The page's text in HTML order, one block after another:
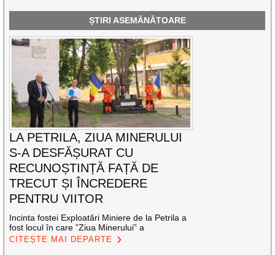
ȘTIRI ASEMĂNĂTOARE
LA PETRILA, ZIUA MINERULUI
S-A DESFĂȘURAT CU
RECUNOȘTINȚĂ FAȚĂ DE
TRECUT ȘI ÎNCREDERE
PENTRU VIITOR
Incinta fostei Exploatări Miniere de la Petrila a
fost locul în care ”Ziua Minerului” a
CITEȘTE MAI DEPARTE